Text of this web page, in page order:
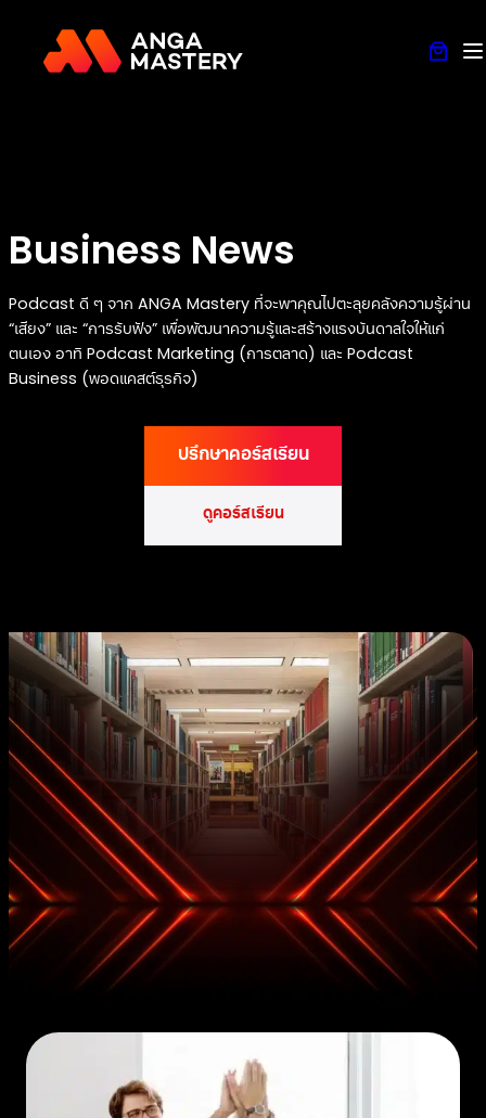
Business News
Podcast ดี ๆ จาก ANGA Mastery ที่จะพาคุณไปตะลุยคลังความรู้ผ่าน
“เสียง” และ “การรับฟัง” เพื่อพัฒนาความรู้และสร้างแรงบันดาลใจให้แก่
ตนเอง อาทิ Podcast Marketing (การตลาด) และ Podcast
Business (พอดแคสต์ธุรกิจ)
ปรึกษาคอร์สเรียน
ดูคอร์สเรียน